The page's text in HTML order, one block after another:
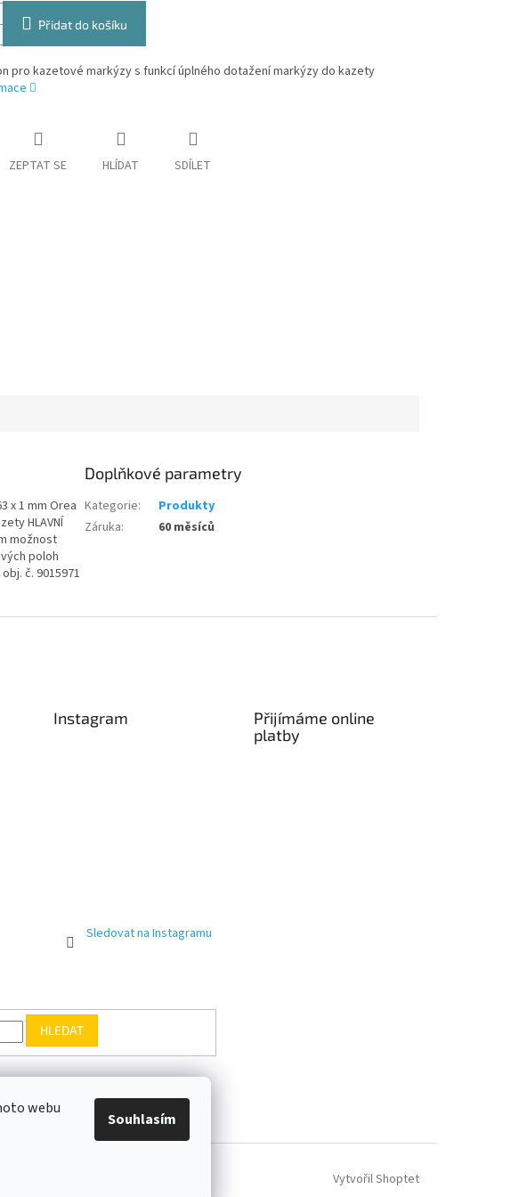
webu
Souhlasím
Přidat do košíku
pro kazetové markýzy s funkcí úplného dotažení markýzy do kazety
ZEPTAT SE HLÍDAT SDÍLET
x 1 mm Orea
HLAVNÍ
možnost
poloh
č. 9015971
Doplňkové parametry
Kategorie:
Produkty
Záruka: 60 měsíců
Instagram
Sledovat na Instagramu
Přijímáme online
platby
HLEDAT
Vytvořil Shoptet